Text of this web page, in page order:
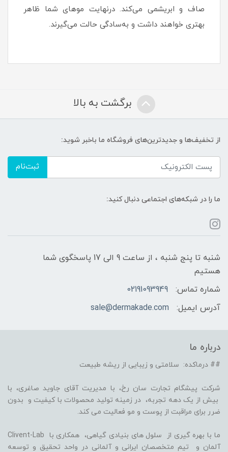
صاف و ابریشمی می‌کند. درنهایت موهای شما ظاهر
بهتری خواهند داشت و به‌سادگی حالت می‌گیرند.
برگشت به بالا
از تخفیف‌ها و جدیدترین‌های فروشگاه ما باخبر شوید:
ثبت‌نام
ما را در شبکه‌های اجتماعی دنبال کنید:
شنبه تا پنج شنبه ، از ساعت 9 الی 17 پاسخگوی شما
هستیم
شماره تماس:
02191093949
آدرس ایمیل:
sale@dermakade.com
درباره ما
## درماکده: سلامتی و زیبایی از ریشه طبیعت
شرکت پیشگام تجارت سان رخ، با مدیریت آقای جاوید صاغری، با
بیش از یک دهه تجربه، در زمینه تولید محصولات با کیفیت و بدون
ضرر برای مراقبت از پوست و مو فعالیت می کند.
ما با بهره گیری از سلول های بنیادی گیاهی، همکاری با Clivent-Lab
آلمان و تیم متخصصان ایرانی و آلمانی در واحد تحقیق و توسعه